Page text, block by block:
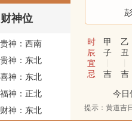
财神位
神：西南
神： 东北
喜神： 东北
福神：正北
财神： 东北
时
辰
宜
忌
甲
子
吉
乙
丑
吉
今日
提示：黄道吉